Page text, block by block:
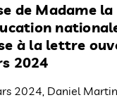
de Madame
à la lettre
2024
2024, Daniel